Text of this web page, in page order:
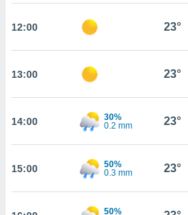
de
des
sur
et
12:00 23°
13:00 23°
14:00
30%
0.2 mm
23°
15:00
50%
0.3 mm
23°
50%